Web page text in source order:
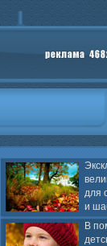
для
и
В